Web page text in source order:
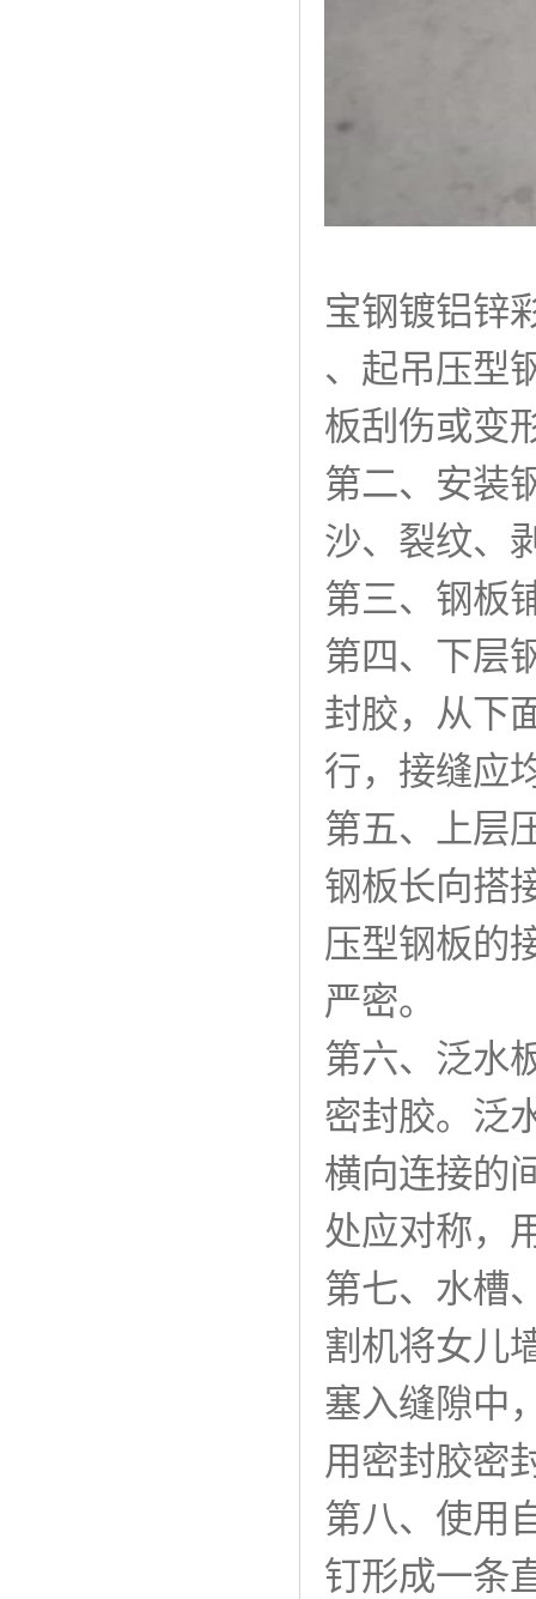
宝钢镀铝锌
、起吊压型
板刮伤或变
第二、安装
沙、裂纹、
第三、钢板
第四、下层
封胶，从下
行，接缝应
第五、上层
钢板长向搭
压型钢板的
严密。
第六、泛水
密封胶。泛
横向连接的
处应对称，
第七、水槽
割机将女儿
塞入缝隙中
用密封胶密
第八、使用
钉形成一条